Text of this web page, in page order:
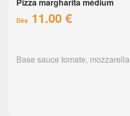
Dès 11.00 €
Base sauce tomate, mozzarella